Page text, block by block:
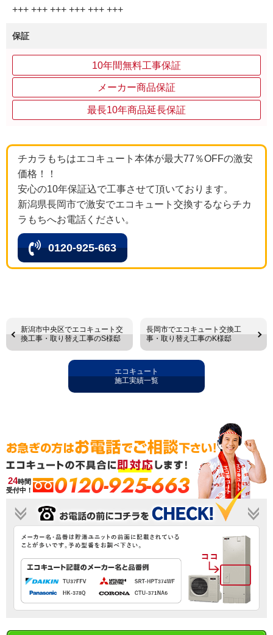
+++ +++ +++ +++ +++ +++
保証
10年間無料工事保証
メーカー商品保証
最長10年商品延長保証
チカラもちはエコキュート本体が最大77％OFFの激安
価格！！
安心の10年保証込で工事させて頂いております。
新潟県長岡市で激安でエコキュート交換するならチカ
ラもちへお電話ください。
0120-925-663
新潟市中央区でエコキュート交
換工事・取り替え工事のS様邸
長岡市でエコキュート交換工
事・取り替え工事のK様邸
エコキュート
施工実績一覧
24時間
受付中！
0120-925-663